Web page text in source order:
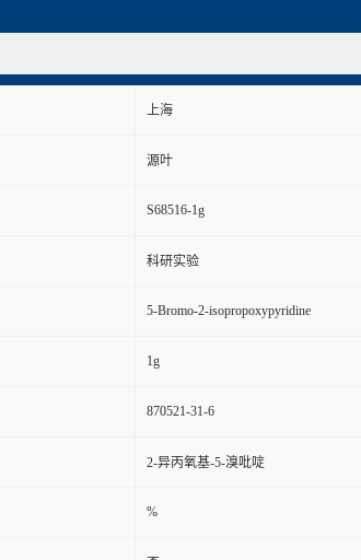
上海
源叶
S68516-1g
科研实验
5-Bromo-2-isopropoxypyridine
1g
870521-31-6
2-异丙氧基-5-溴吡啶
%